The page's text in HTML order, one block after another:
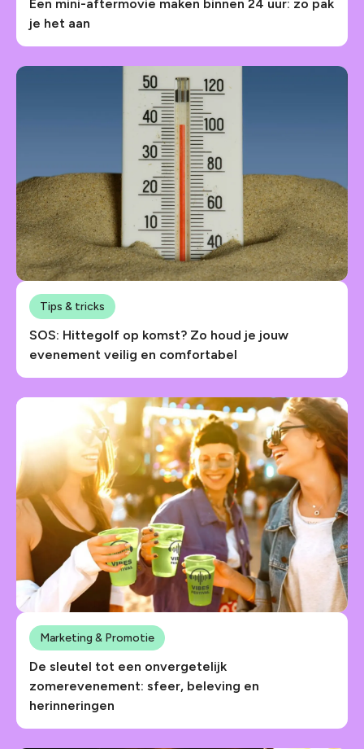
Een mini-aftermovie maken binnen 24 uur: zo pak
je het aan
SOS: Hittegolf op komst? Zo houd je jouw
evenement veilig en comfortabel
Tips & tricks
De sleutel tot een onvergetelijk
zomerevenement: sfeer, beleving en
herinneringen
Marketing & Promotie